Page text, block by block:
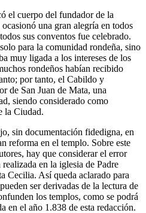
el cuerpo del fundador de la
una gran alegría en todos
sus conventos fue celebrado.
para la comunidad rondeña, sino
muy ligada a los intereses de los
rondeños habían recibido
por tanto, el Cabildo y
de San Juan de Mata, una
siendo considerado como
la Ciudad.
sin documentación fidedigna, en
reforma en el templo. Sobre este
hay que considerar el error
en la iglesia de Padre
Cecilia. Así queda aclarado para
ser derivadas de la lectura de
los templos, como se podrá
en el año 1.838 de esta redacción.